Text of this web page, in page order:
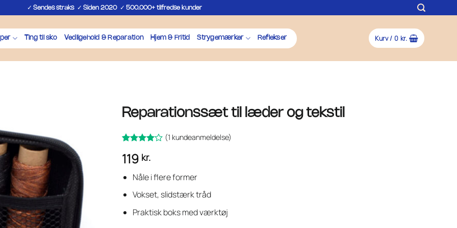
✓ Sendes straks✓ Siden 2020✓ 500.000+ tilfredse kunder
Ting til sko Vedligehold & Reparation Hjem & Fritid Strygemærker Reflekser Kurv /0 kr.
Reparationssæt til læder og tekstil
som 4
baseret
kundebedømmelse
(1 kundeanmeldelse)
119 kr.
Nåle i flere former
Vokset, slidstærk tråd
Praktisk boks med værktøj